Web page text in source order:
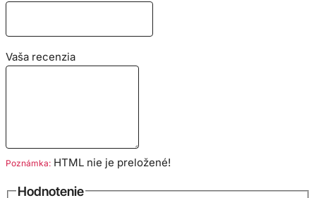
Vaša recenzia
Poznámka: HTML nie je preložené!
Hodnotenie